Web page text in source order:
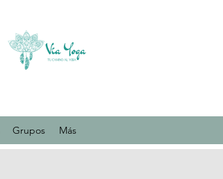
Grupos Más